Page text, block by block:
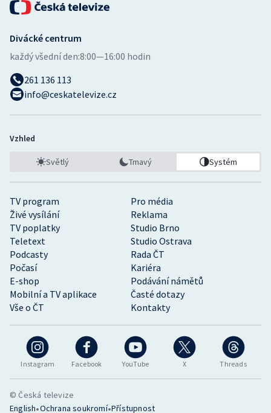
Instagram Facebook YouTube X Threads
TV program
Pro média
Živé vysílání
Reklama
TV poplatky
Studio Brno
Teletext
Studio Ostrava
Podcasty
Rada ČT
Počasí
Kariéra
E-shop
Podávání námětů
Mobilní a TV aplikace
Časté dotazy
Vše o ČT
Kontakty
Divácké centrum
každý všední den:8:00—16:00 hodin
261 136 113
info@ceskatelevize.cz
Vzhled
Světlý Tmavý Systém
© Česká televize
English•Ochrana soukromí•Přístupnost